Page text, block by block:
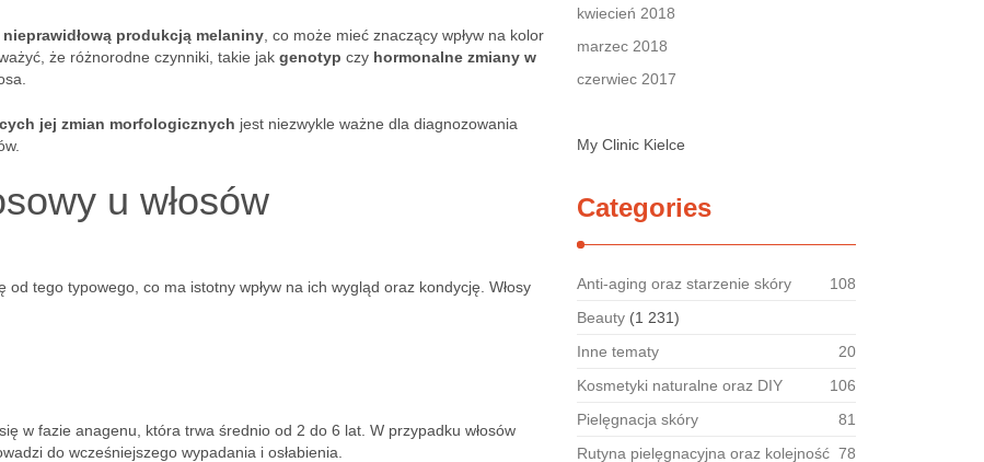
nieprawidłową produkcją melaniny , co może mieć znaczący wpływ na kolor
że różnorodne czynniki, takie jak genotyp czy hormonalne zmiany w
jej zmian morfologicznych jest niezwykle ważne dla diagnozowania
u włosów
od tego typowego, co ma istotny wpływ na ich wygląd oraz kondycję. Włosy
w fazie anagenu, która trwa średnio od 2 do 6 lat. W przypadku włosów
do wcześniejszego wypadania i osłabienia.
kwiecień 2018
marzec 2018
czerwiec 2017
My Clinic Kielce
Categories
Anti-aging oraz starzenie skóry
108
Beauty (1 231)
Inne tematy
20
Kosmetyki naturalne oraz DIY
106
Pielęgnacja skóry
81
Rutyna pielęgnacyjna oraz kolejność 78